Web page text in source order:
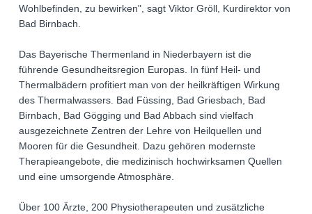
Wohlbefinden, zu bewirken", sagt Viktor Gröll, Kurdirektor von
Bad Birnbach.
Das Bayerische Thermenland in Niederbayern ist die
führende Gesundheitsregion Europas. In fünf Heil- und
Thermalbädern profitiert man von der heilkräftigen Wirkung
des Thermalwassers. Bad Füssing, Bad Griesbach, Bad
Birnbach, Bad Gögging und Bad Abbach sind vielfach
ausgezeichnete Zentren der Lehre von Heilquellen und
Mooren für die Gesundheit. Dazu gehören modernste
Therapieangebote, die medizinisch hochwirksamen Quellen
und eine umsorgende Atmosphäre.
Über 100 Ärzte, 200 Physiotherapeuten und zusätzliche